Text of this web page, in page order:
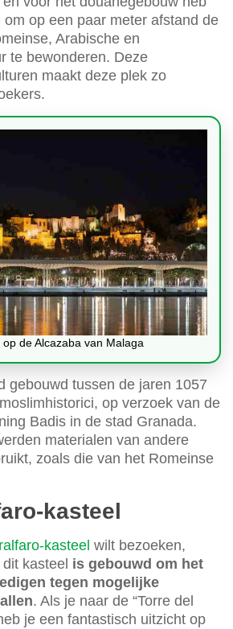
op een paar meter afstand de
Arabische en
te bewonderen. Deze
maakt deze plek zo
op de Alcazaba van Malaga
gebouwd tussen de jaren 1057
op verzoek van de
Badis in de stad Granada.
materialen van andere
zoals die van het Romeinse
kasteel
kasteel wilt bezoeken,
kasteel is gebouwd om het
tegen mogelijke
. Als je naar de “Torre del
je een fantastisch uitzicht op